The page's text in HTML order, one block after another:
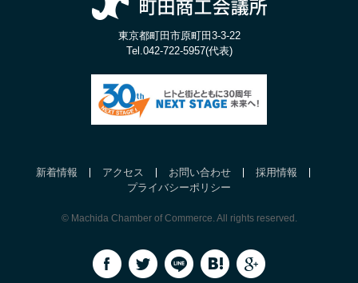
東京都町田市原町田3-3-22
Tel.042-722-5957(代表)
新着情報 アクセス お問い合わせ
採用情報
プライバシーポリシー
© Machida Chamber of Commerce. All rights reserved.